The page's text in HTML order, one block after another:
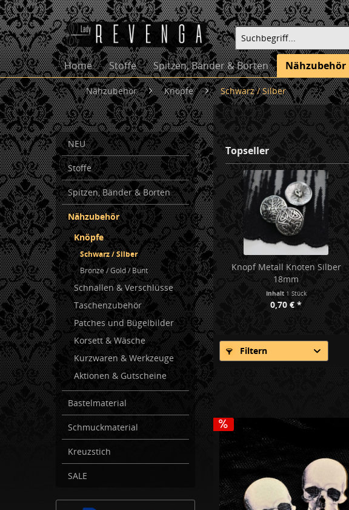
Home Stoffe Spitzen, Bänder & Borten Nähzubehör
Nähzubehör Knöpfe Schwarz / Silber
NEU
Stoffe
Spitzen, Bänder & Borten
Nähzubehör
Knöpfe
Schwarz / Silber
Bronze / Gold / Bunt
Schnallen & Verschlüsse
Taschenzubehör
Patches und Bügelbilder
Korsett & Wäsche
Kurzwaren & Werkzeuge
Aktionen & Gutscheine
Bastelmaterial
Schmuckmaterial
Kreuzstich
SALE
Topseller
Knopf Metall Knoten Silber
18mm
Inhalt 1 Stück
0,70 € *
Filtern